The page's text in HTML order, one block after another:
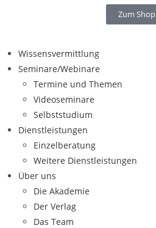
Zum Shop
Wissensvermittlung
Seminare/Webinare
Termine und Themen
Videoseminare
Selbststudium
Dienstleistungen
Einzelberatung
Weitere Dienstleistungen
Über uns
Die Akademie
Der Verlag
Das Team